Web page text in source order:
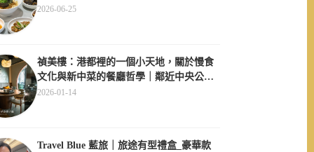
點、午間用餐不休息超方便
2026-06-25
禎美樓：港都裡的一個小天地，關於慢食
文化與新中菜的餐廳哲學｜鄰近中央公
園、大同醫院
2026-01-14
Travel Blue 藍旅｜旅途有型禮盒_豪華款